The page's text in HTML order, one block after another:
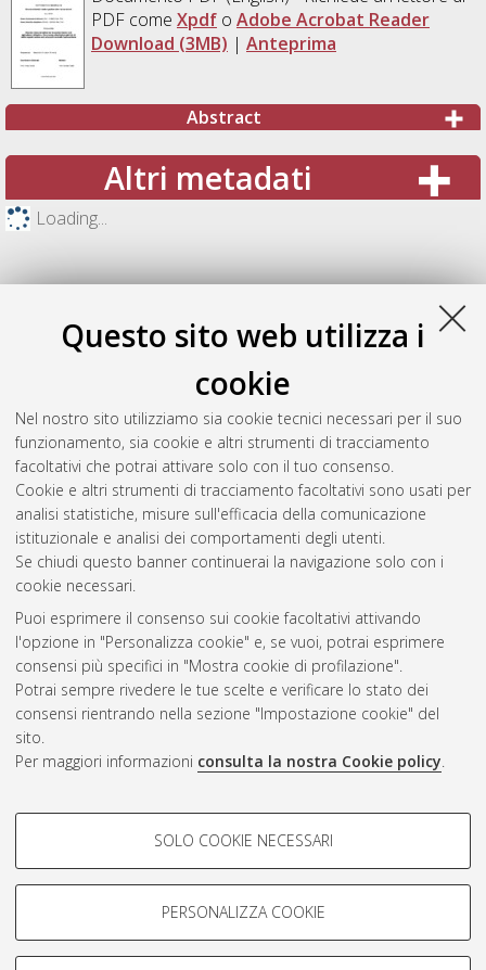
Questo sito web utilizza i
cookie
Nel nostro sito utilizziamo sia cookie tecnici necessari per il suo
funzionamento, sia cookie e altri strumenti di tracciamento
facoltativi che potrai attivare solo con il tuo consenso.
Cookie e altri strumenti di tracciamento facoltativi sono usati per
analisi statistiche, misure sull'efficacia della comunicazione
istituzionale e analisi dei comportamenti degli utenti.
Se chiudi questo banner continuerai la navigazione solo con i
cookie necessari.
Puoi esprimere il consenso sui cookie facoltativi attivando
l'opzione in "Personalizza cookie" e, se vuoi, potrai esprimere
consensi più specifici in "Mostra cookie di profilazione".
Potrai sempre rivedere le tue scelte e verificare lo stato dei
consensi rientrando nella sezione "Impostazione cookie" del
sito.
Per maggiori informazioni consulta la nostra Cookie policy.
COOKIE DI PROFILAZIONE -
Si tratta di cookie utilizzati per analizzare le caratteristiche della
navigazione degli utenti, creare profili in base al loro comportamento
Mostra cookie di profilazione
SOLO COOKIE NECESSARI
PERSONALIZZA COOKIE
PDF come Xpdfo Adobe Acrobat Reader
Download (3MB) | Anteprima
Abstract
Altri metadati
Loading...
Gestione del documento:
Atom
Rss 1.0
Rss 2.0
ISSN: 2038-7946
Impostazioni Cookie
Informativa sulla privacy
Condizioni d’uso del sito